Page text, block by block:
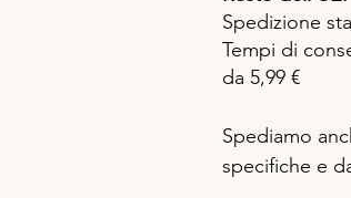
Spedizione
Tempi di
da 5,99 €
Spediamo
specifiche e